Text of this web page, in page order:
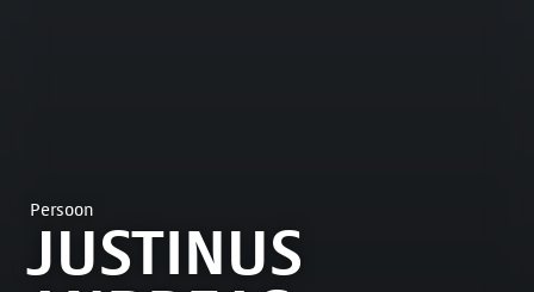
Persoon
JUSTINUS